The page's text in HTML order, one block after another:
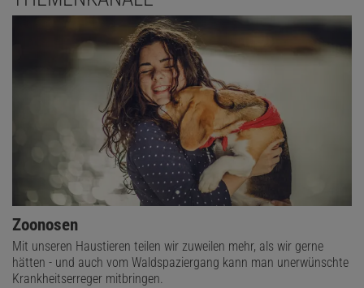
Zoonosen
Mit unseren Haustieren teilen wir zuweilen mehr, als wir gerne
hätten - und auch vom Waldspaziergang kann man unerwünschte
Krankheitserreger mitbringen.